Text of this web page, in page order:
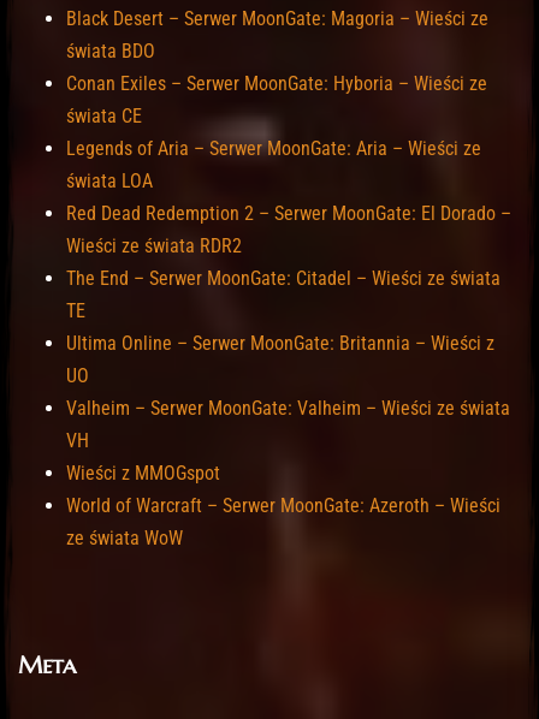
Black Desert – Serwer MoonGate: Magoria – Wieści ze
świata BDO
Conan Exiles – Serwer MoonGate: Hyboria – Wieści ze
świata CE
Legends of Aria – Serwer MoonGate: Aria – Wieści ze
świata LOA
Red Dead Redemption 2 – Serwer MoonGate: El Dorado –
Wieści ze świata RDR2
The End – Serwer MoonGate: Citadel – Wieści ze świata
TE
Ultima Online – Serwer MoonGate: Britannia – Wieści z
UO
Valheim – Serwer MoonGate: Valheim – Wieści ze świata
VH
Wieści z MMOGspot
World of Warcraft – Serwer MoonGate: Azeroth – Wieści
ze świata WoW
Meta